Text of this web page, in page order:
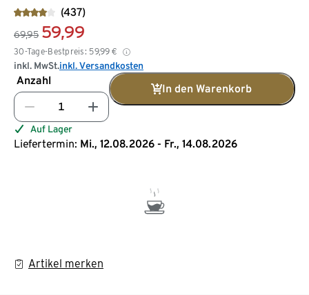
(437)
69,95 59,99
30-Tage-Bestpreis: 59,99 €
inkl. MwSt.inkl. Versandkosten
Anzahl
In den Warenkorb
Auf Lager
Liefertermin: Mi., 12.08.2026 - Fr., 14.08.2026
Artikel merken